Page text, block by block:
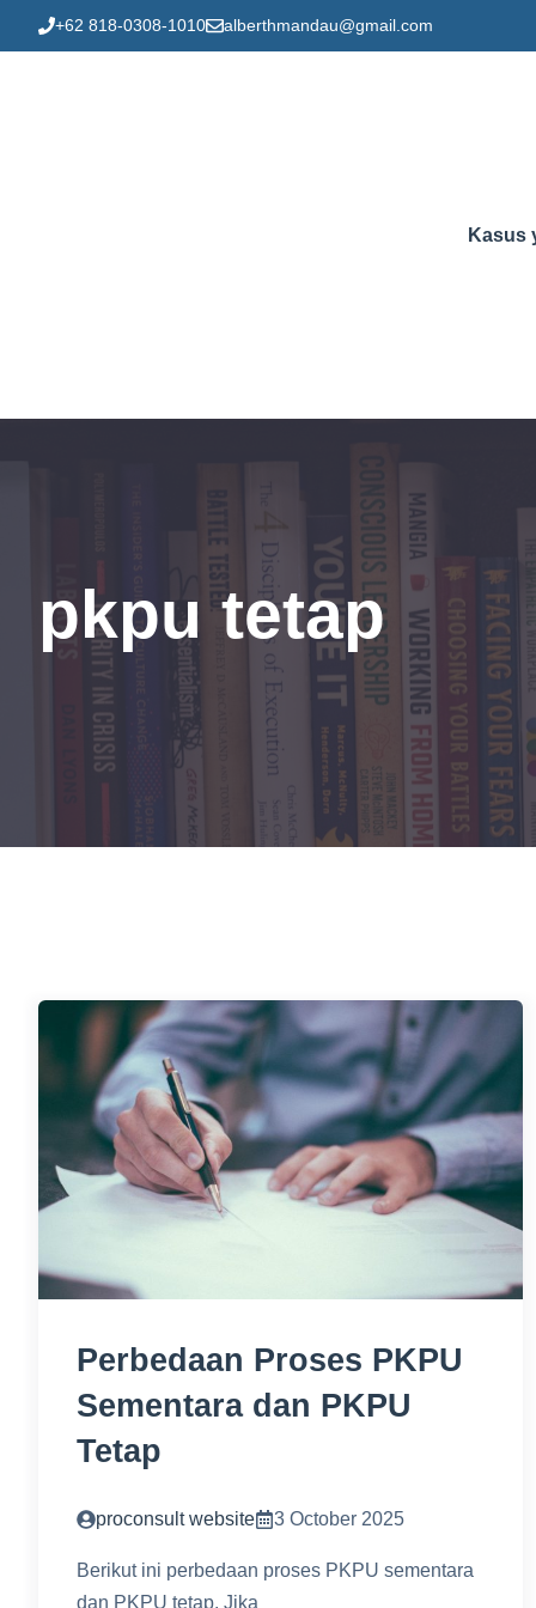
to
+62 818-0308-1010 alberthmandau@gmail.com
Kasus
pkpu tetap
Perbedaan Proses PKPU
Sementara dan PKPU
Tetap
proconsult website 3 October 2025
Berikut ini perbedaan proses PKPU sementara
dan PKPU tetap. Jika